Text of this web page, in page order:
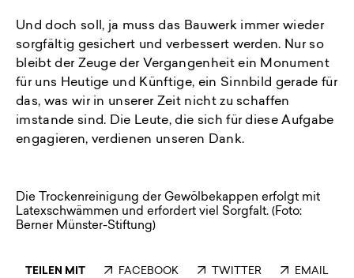
Und doch soll, ja muss das Bauwerk immer wieder
sorgfältig gesichert und verbessert werden. Nur so
bleibt der Zeuge der Vergangenheit ein Monument
für uns Heutige und Künftige, ein Sinnbild gerade für
das, was wir in unserer Zeit nicht zu schaffen
imstande sind. Die Leute, die sich für diese Aufgabe
engagieren, verdienen unseren Dank.
Die Trockenreinigung der Gewölbekappen erfolgt mit
Latexschwämmen und erfordert viel Sorgfalt. (Foto:
Berner Münster-Stiftung)
TEILEN MIT FACEBOOK TWITTER EMAIL